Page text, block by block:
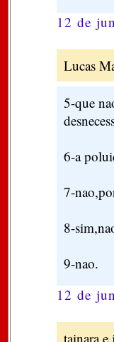
12 de
Lucas
5-que
6-a
7-
8-
9-nao.
12 de
tainara e